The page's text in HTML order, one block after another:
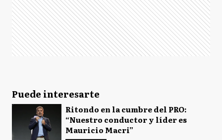
Puede interesarte
Ritondo en la cumbre del PRO:
“Nuestro conductor y líder es
Mauricio Macri”